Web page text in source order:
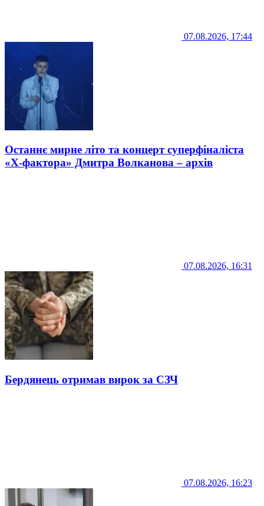
07.08.2026, 17:44
Останнє мирне літо та концерт суперфіналіста
«Х-фактора» Дмитра Волканова – архів
07.08.2026, 16:31
Бердянець отримав вирок за СЗЧ
07.08.2026, 16:23